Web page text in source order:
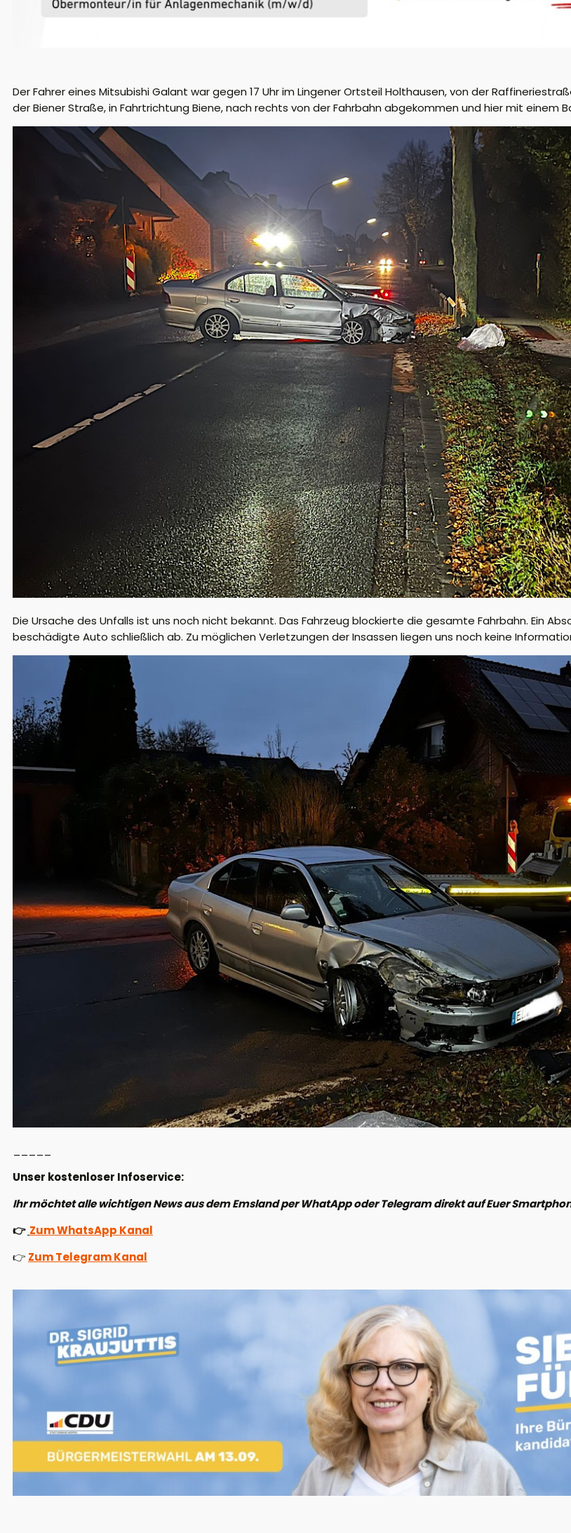
Der Fahrer eines Mitsubishi Galant war gegen 17 Uhr im Lingener Ortsteil Holthausen, von der
der Biener Straße, in Fahrtrichtung Biene, nach rechts von der Fahrbahn abgekommen und hier mit einem
Die Ursache des Unfalls ist uns noch nicht bekannt. Das Fahrzeug blockierte die gesamte Fahrbahn. Ein
beschädigte Auto schließlich ab. Zu möglichen Verletzungen der Insassen liegen uns noch keine
Unser kostenloser Infoservice:
Ihr möchtet alle wichtigen News aus dem Emsland per WhatApp oder Telegram direkt auf Euer
👉 Zum WhatsApp Kanal
👉 Zum Telegram Kanal